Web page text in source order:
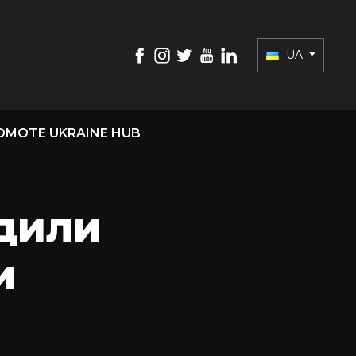
UA
UKRAINE HUB